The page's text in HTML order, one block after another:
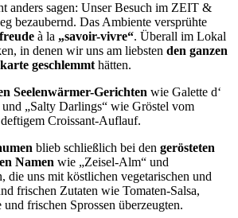
anders sagen: Unser Besuch im ZEIT &
bezaubernd. Das Ambiente versprühte
à la „savoir-vivre“. Überall im Lokal
in denen wir uns am liebsten den ganzen
geschlemmt hätten.
Seelenwärmer-Gerichten wie Galette d‘
„Salty Darlings“ wie Gröstel vom
Croissant-Auflauf.
blieb schließlich bei den gerösteten
Namen wie „Zeisel-Alm“ und
die uns mit köstlichen vegetarischen und
frischen Zutaten wie Tomaten-Salsa,
frischen Sprossen überzeugten.